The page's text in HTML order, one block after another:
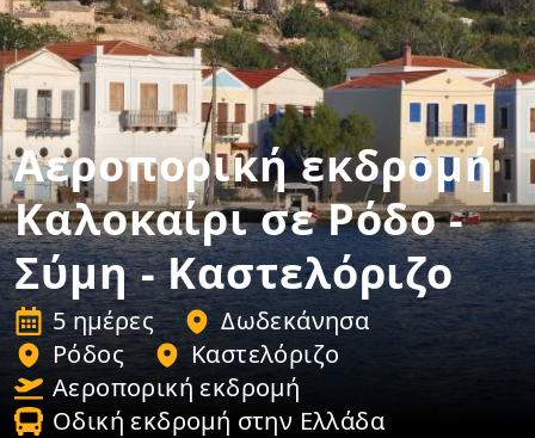
Αεροπορική εκδρομή
Καλοκαίρι σε Ρόδο -
Σύμη - Καστελόριζο
5 ημέρες
Δωδεκάνησα
Ρόδος
Καστελόριζο
Αεροπορική εκδρομή
Οδική εκδρομή στην Ελλάδα